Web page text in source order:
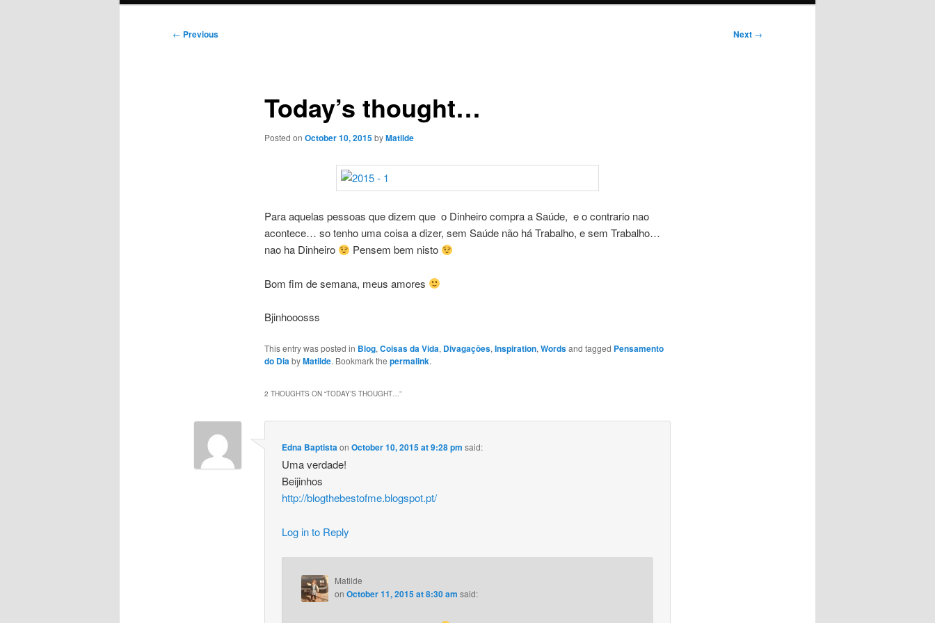
Post
← Previous Next →
Today’s thought…
Posted on October 10, 2015byMatilde
Para aquelas pessoas que dizem que o Dinheiro compra a Saúde, e o contrario nao
acontece… so tenho uma coisa a dizer, sem Saúde não há Trabalho, e sem Trabalho…
nao ha Dinheiro
Pensem bem nisto
Bom fim de semana, meus amores
Bjinhooosss
This entry was posted in Blog, Coisas da Vida, Divagaçōes, Inspiration, Wordsand tagged Pensamento
do DiabyMatilde. Bookmark the permalink.
2 THOUGHTS ON “TODAY’S THOUGHT… ”
Edna BaptistaonOctober 10, 2015 at 9:28 pm said:
Uma verdade!
Beijinhos
http://blogthebestofme.blogspot.pt/
Log in to Reply
Matilde
on October 11, 2015 at 8:30 am said: